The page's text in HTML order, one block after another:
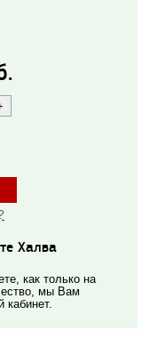
Халва
как только на
мы Вам